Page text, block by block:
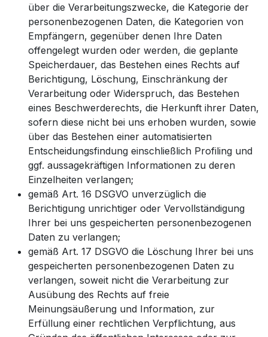
über die Verarbeitungszwecke, die Kategorie der
personenbezogenen Daten, die Kategorien von
Empfängern, gegenüber denen Ihre Daten
offengelegt wurden oder werden, die geplante
Speicherdauer, das Bestehen eines Rechts auf
Berichtigung, Löschung, Einschränkung der
Verarbeitung oder Widerspruch, das Bestehen
eines Beschwerderechts, die Herkunft ihrer Daten,
sofern diese nicht bei uns erhoben wurden, sowie
über das Bestehen einer automatisierten
Entscheidungsfindung einschließlich Profiling und
ggf. aussagekräftigen Informationen zu deren
Einzelheiten verlangen;
gemäß Art. 16 DSGVO unverzüglich die
Berichtigung unrichtiger oder Vervollständigung
Ihrer bei uns gespeicherten personenbezogenen
Daten zu verlangen;
gemäß Art. 17 DSGVO die Löschung Ihrer bei uns
gespeicherten personenbezogenen Daten zu
verlangen, soweit nicht die Verarbeitung zur
Ausübung des Rechts auf freie
Meinungsäußerung und Information, zur
Erfüllung einer rechtlichen Verpflichtung, aus